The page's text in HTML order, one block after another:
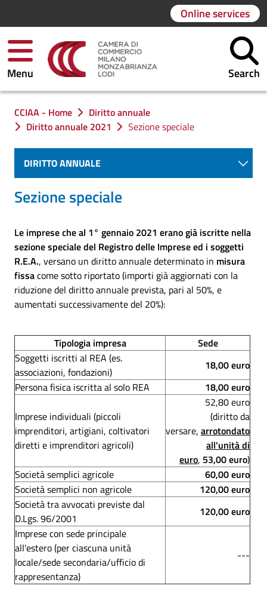
Online services
Menu Search
You are in:
CCIAA - Home
Diritto annuale
Diritto annuale 2021
Sezione speciale
DIRITTO ANNUALE
Sezione speciale
Le imprese che al 1° gennaio 2021 erano già iscritte nella
sezione specialedel Registro delle Imprese ed i soggetti
R.E.A., versano un diritto annuale determinato in misura
fissacome sotto riportato (importi già aggiornati con la
riduzione del diritto annuale prevista, pari al 50%, e
aumentati successivamente del 20%):
Tipologia impresa
Sede
Soggetti iscritti al REA (es.
associazioni, fondazioni)
18,00 euro
Persona fisica iscritta al solo REA
18,00 euro
Imprese individuali (piccoli
imprenditori, artigiani, coltivatori
diretti e imprenditori agricoli)
52,80 euro
(diritto da
versare, arrotondato
all'unità di
euro, 53,00 euro)
Società semplici agricole
60,00 euro
Società semplici non agricole
120,00 euro
Società tra avvocati previste dal
D.Lgs. 96/2001
120,00 euro
Imprese con sede principale
all'estero (per ciascuna unità
locale/sede secondaria/ufficio di
rappresentanza)
---